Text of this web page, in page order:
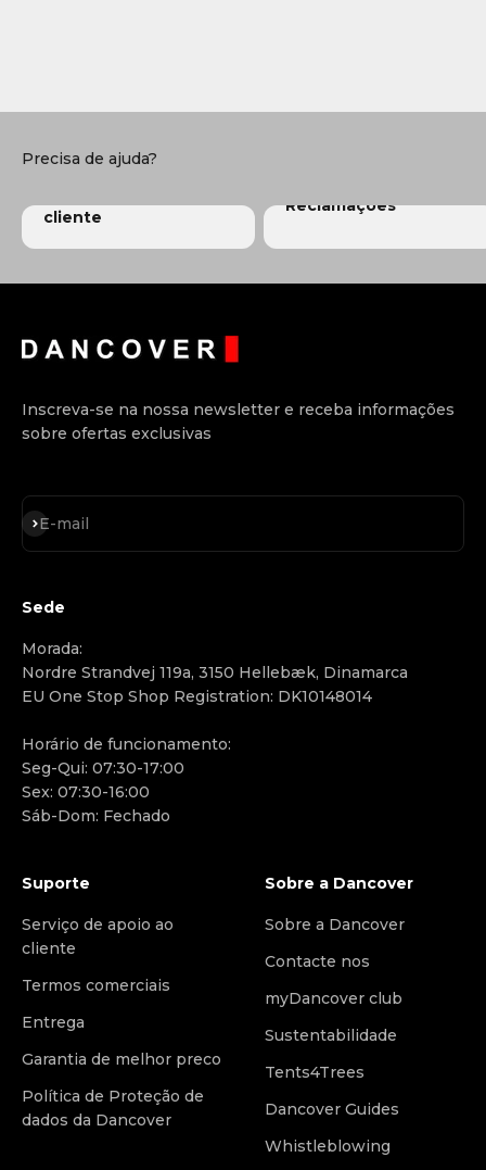
cliente
Reclamações
Inscreva-se na nossa newsletter e receba informações
sobre ofertas exclusivas
E-mail
Inscreva-se
Sede
Morada:
Nordre Strandvej 119a, 3150 Hellebæk, Dinamarca
EU One Stop Shop Registration: DK10148014
Horário de funcionamento:
Seg-Qui: 07:30-17:00
Sex: 07:30-16:00
Sáb-Dom: Fechado
Suporte
Serviço de apoio ao
cliente
Termos comerciais
Entrega
Garantia de melhor preco
Política de Proteção de
dados da Dancover
Sobre a Dancover
Sobre a Dancover
Contacte nos
myDancover club
Sustentabilidade
Tents4Trees
Dancover Guides
Whistleblowing